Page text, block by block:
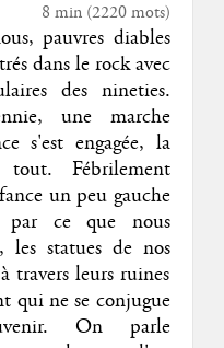
8 min(2220mots)
pauvres diables
dans le rock avec
des nineties.
une marche
s'est engagée, la
Fébrilement
un peu gauche
par ce que nous
statues de nos
travers leurs ruines
qui ne se conjugue
On parle